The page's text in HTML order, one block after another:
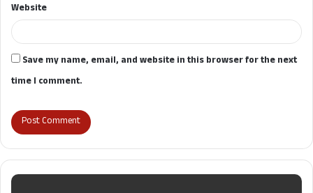
Website
Save my name, email, and website in this browser for the next
time I comment.